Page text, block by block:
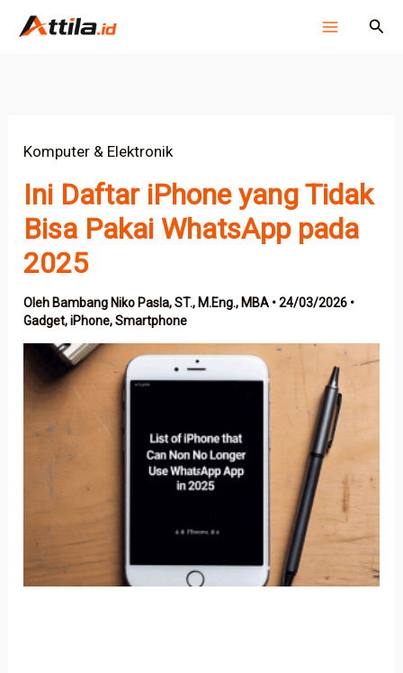
Lewati
Cari
Komputer & Elektronik
Ini Daftar iPhone yang Tidak
Bisa Pakai WhatsApp pada
2025
OlehBambang Niko Pasla, ST., M.Eng., MBA •24/03/2026 •
Gadget,iPhone,Smartphone